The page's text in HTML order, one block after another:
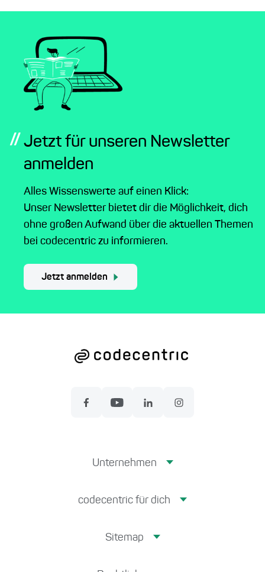
// Jetzt für unseren Newsletter
anmelden
Alles Wissenswerte auf einen Klick:
Unser Newsletter bietet dir die Möglichkeit, dich
ohne großen Aufwand über die aktuellen Themen
bei codecentric zu informieren.
Jetzt anmelden
Unternehmen
codecentric für dich
Sitemap